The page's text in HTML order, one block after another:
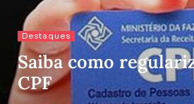
Destaques
Saiba como
CPF